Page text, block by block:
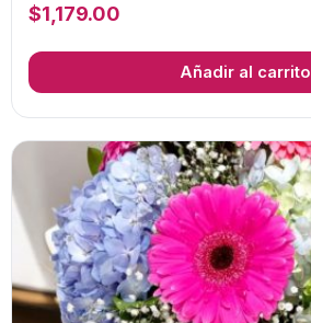
$1,179.00
Añadir al carrito